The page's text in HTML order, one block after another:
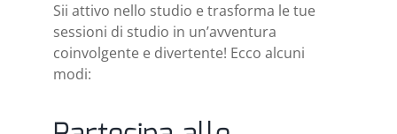
Sii attivo nello studio e trasforma le tue
sessioni di studio in un’avventura
coinvolgente e divertente! Ecco alcuni
modi: